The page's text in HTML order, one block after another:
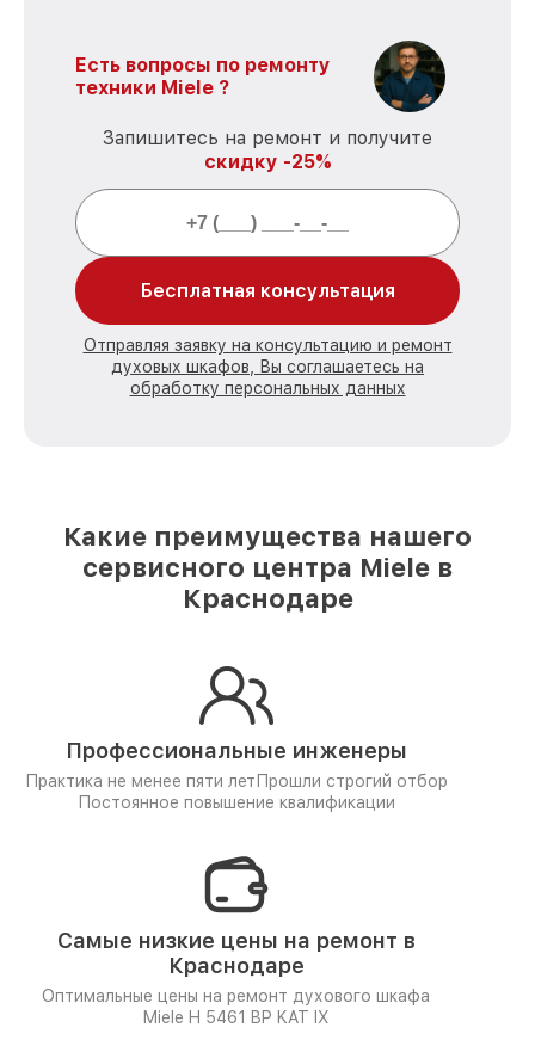
Есть вопросы по ремонту
техники Miele ?
Запишитесь на ремонт и получите
скидку -25%
Бесплатная консультация
Отправляя заявку на консультацию и ремонт
духовых шкафов, Вы соглашаетесь на
обработку персональных данных
Какие преимущества нашего
сервисного центра Miele в
Краснодаре
Профессиональные инженеры
Практика не менее пяти лет Прошли строгий отбор
Постоянное повышение квалификации
Самые низкие цены на ремонт в
Краснодаре
Оптимальные цены на ремонт духового шкафа
Miele H 5461 BP KAT IX